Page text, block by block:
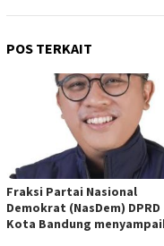
POS TERKAIT
Fraksi Partai Nasional
Demokrat (NasDem) DPRD
Kota Bandung